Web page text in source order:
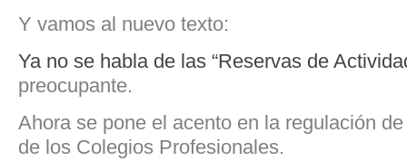
Y vamos al nuevo texto:
Ya no se habla de las “Reservas de
preocupante.
Ahora se pone el acento en la regulación
de los Colegios Profesionales.